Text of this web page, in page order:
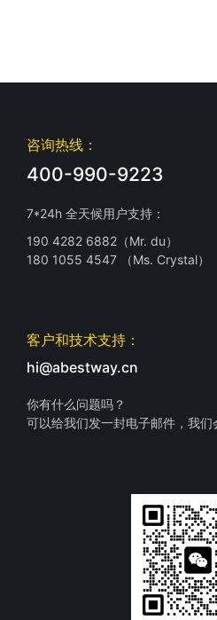
咨询热线：
400-990-9223
7*24h 全天候用户支持：
190 4282 6882（Mr. du）
180 1055 4547 （Ms. Crystal）
客户和技术支持：
hi@abestway.cn
你有什么问题吗？
可以给我们发一封电子邮件，我们